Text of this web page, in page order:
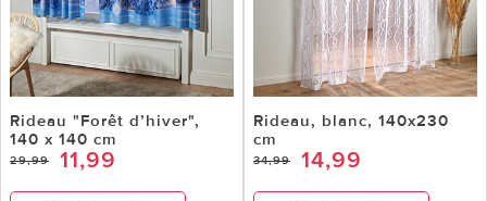
Rideau "Forêt d’hiver",
140 x 140 cm
29,99 11,99
Rideau, blanc, 140x230
cm
34,99 14,99